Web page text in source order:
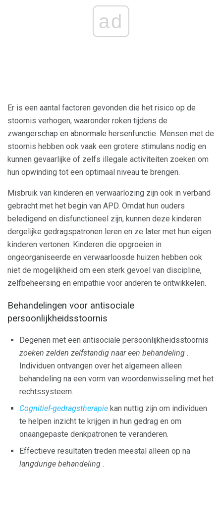
ad
Er is een aantal factoren gevonden die het risico op de
stoornis verhogen, waaronder roken tijdens de
zwangerschap en abnormale hersenfunctie. Mensen met de
stoornis hebben ook vaak een grotere stimulans nodig en
kunnen gevaarlijke of zelfs illegale activiteiten zoeken om
hun opwinding tot een optimaal niveau te brengen.
Misbruik van kinderen en verwaarlozing zijn ook in verband
gebracht met het begin van APD. Omdat hun ouders
beledigend en disfunctioneel zijn, kunnen deze kinderen
dergelijke gedragspatronen leren en ze later met hun eigen
kinderen vertonen. Kinderen die opgroeien in
ongeorganiseerde en verwaarloosde huizen hebben ook
niet de mogelijkheid om een ​​sterk gevoel van discipline,
zelfbeheersing en empathie voor anderen te ontwikkelen.
Behandelingen voor antisociale
persoonlijkheidsstoornis
Degenen met een antisociale persoonlijkheidsstoornis
zoeken zelden zelfstandig naar een behandeling .
Individuen ontvangen over het algemeen alleen
behandeling na een vorm van woordenwisseling met het
rechtssysteem.
Cognitief-gedragstherapie kan nuttig zijn om individuen
te helpen inzicht te krijgen in hun gedrag en om
onaangepaste denkpatronen te veranderen.
Effectieve resultaten treden meestal alleen op na
langdurige behandeling .